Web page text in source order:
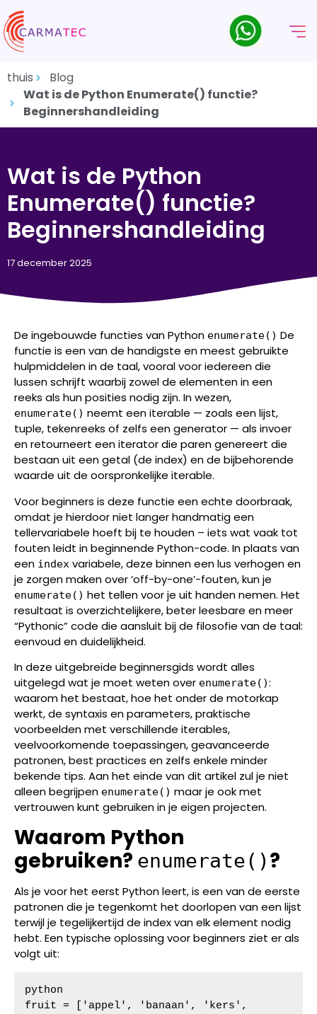
thuis
Blog
Wat is de Python Enumerate() functie?
Beginnershandleiding
Wat is de Python
Enumerate() functie?
Beginnershandleiding
17 december 2025
De ingebouwde functies van Python enumerate() De
functie is een van de handigste en meest gebruikte
hulpmiddelen in de taal, vooral voor iedereen die
lussen schrijft waarbij zowel de elementen in een
reeks als hun posities nodig zijn. In wezen,
enumerate() neemt een iterable — zoals een lijst,
tuple, tekenreeks of zelfs een generator — als invoer
en retourneert een iterator die paren genereert die
bestaan uit een getal (de index) en de bijbehorende
waarde uit de oorspronkelijke iterable.
Voor beginners is deze functie een echte doorbraak,
omdat je hierdoor niet langer handmatig een
tellervariabele hoeft bij te houden – iets wat vaak tot
fouten leidt in beginnende Python-code. In plaats van
een index variabele, deze binnen een lus verhogen en
je zorgen maken over ‘off-by-one’-fouten, kun je
enumerate() het tellen voor je uit handen nemen. Het
resultaat is overzichtelijkere, beter leesbare en meer
“Pythonic” code die aansluit bij de filosofie van de taal:
eenvoud en duidelijkheid.
In deze uitgebreide beginnersgids wordt alles
uitgelegd wat je moet weten over enumerate():
waarom het bestaat, hoe het onder de motorkap
werkt, de syntaxis en parameters, praktische
voorbeelden met verschillende iterables,
veelvoorkomende toepassingen, geavanceerde
patronen, best practices en zelfs enkele minder
bekende tips. Aan het einde van dit artikel zul je niet
alleen begrijpen enumerate() maar je ook met
vertrouwen kunt gebruiken in je eigen projecten.
Waarom Python
gebruiken? enumerate() ?
Als je voor het eerst Python leert, is een van de eerste
patronen die je tegenkomt het doorlopen van een lijst
terwijl je tegelijkertijd de index van elk element nodig
hebt. Een typische oplossing voor beginners ziet er als
volgt uit:
python
fruit = ['appel', 'banaan', 'kers',